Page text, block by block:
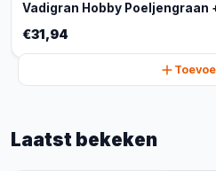
Vadigran Hobby Poeljengraan
€31,94
Laatst bekeken